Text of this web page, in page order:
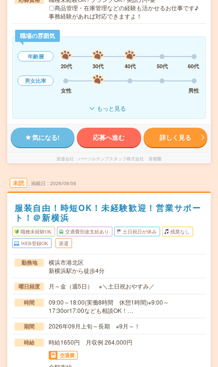
〇商品管理・在庫管理などの経験も活かせるお仕事です♪
事務経験があれば対応できますよ！
職場の雰囲気
年齢層
20代
30代 40代 50代
60代
男女比率
女性
男性
もっと見る
気になる! 応募へ進む 詳しく見る
派遣会社 パーソルテンプスタッフ株式会社 首都圏
未読 掲載日 2026/08/06
服装自由！時短OK！未経験歓迎！営業サポー
ト！＠新横浜
職種未経験OK 交通費別途支給あり 土日祝日が休み 残業なし
WEB登録OK 派遣
勤務地
横浜市港北区
新横浜駅から徒歩4分
曜日頻度 月～金（週5日） ※＼土日祝おやすみ／
時間
09:00～18:00(実働8時間 休憩1時間)※9:00～
17:30or17:00なども相談OK！…
期間 2026年09月上旬～長期 ※9月～！
時給 時給1650円 月収例 264,000円
交通費